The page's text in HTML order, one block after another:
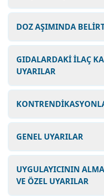
DOZ AŞIMINDA
GIDALARDAKİ İLAÇ
UYARILAR
GENEL UYARILAR
UYGULAYICININ
VE ÖZEL UYARILAR